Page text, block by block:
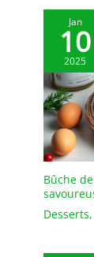
Jan
10
2025
Bûche
Desserts,